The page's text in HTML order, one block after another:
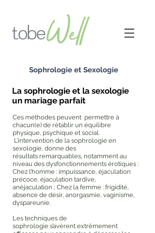
Sophrologie et Sexologie
La sophrologie et la sexologie
un mariage parfait
Ces méthodes peuvent permettre à
chacun(e) de rétablir un équilibre
physique, psychique et social.
L’intervention de la sophrologie en
sexologie, donne des
résultats remarquables, notamment au
niveau des dysfonctionnements érotiques :
Chez l’homme : impuissance, éjaculation
précoce, éjaculation tardive,
anéjaculation ; Chez la femme : frigidité,
absence de désir, anorgasmie, vaginisme,
dyspareunie.
Les techniques de
sophrologie s’avèrent extrêmement